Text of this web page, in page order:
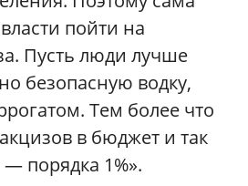
пойти на
Пусть люди лучше
безопасную водку,
Тем более что
в бюджет и так
порядка 1%».